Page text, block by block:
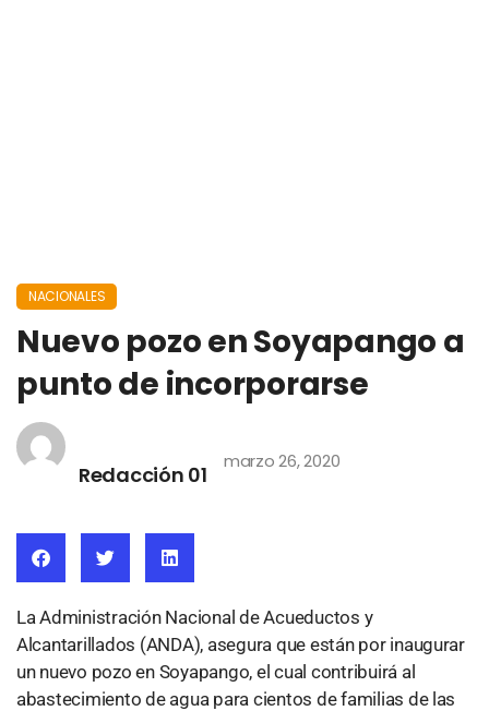
NACIONALES
Nuevo pozo en Soyapango a
punto de incorporarse
Redacción 01
marzo 26, 2020
La Administración Nacional de Acueductos y
Alcantarillados (ANDA), asegura que están por inaugurar
un nuevo pozo en Soyapango, el cual contribuirá al
abastecimiento de agua para cientos de familias de las